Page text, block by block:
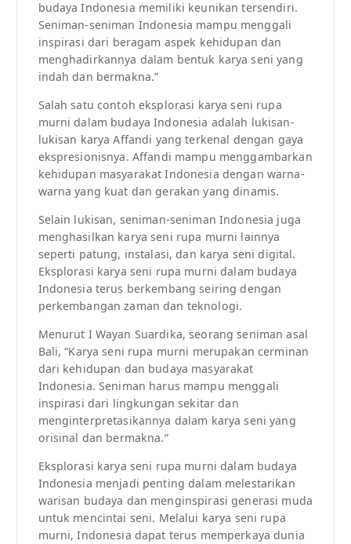
budaya Indonesia memiliki keunikan tersendiri.
Seniman-seniman Indonesia mampu menggali
inspirasi dari beragam aspek kehidupan dan
menghadirkannya dalam bentuk karya seni yang
indah dan bermakna.”
Salah satu contoh eksplorasi karya seni rupa
murni dalam budaya Indonesia adalah lukisan-
lukisan karya Affandi yang terkenal dengan gaya
ekspresionisnya. Affandi mampu menggambarkan
kehidupan masyarakat Indonesia dengan warna-
warna yang kuat dan gerakan yang dinamis.
Selain lukisan, seniman-seniman Indonesia juga
menghasilkan karya seni rupa murni lainnya
seperti patung, instalasi, dan karya seni digital.
Eksplorasi karya seni rupa murni dalam budaya
Indonesia terus berkembang seiring dengan
perkembangan zaman dan teknologi.
Menurut I Wayan Suardika, seorang seniman asal
Bali, “Karya seni rupa murni merupakan cerminan
dari kehidupan dan budaya masyarakat
Indonesia. Seniman harus mampu menggali
inspirasi dari lingkungan sekitar dan
menginterpretasikannya dalam karya seni yang
orisinal dan bermakna.”
Eksplorasi karya seni rupa murni dalam budaya
Indonesia menjadi penting dalam melestarikan
warisan budaya dan menginspirasi generasi muda
untuk mencintai seni. Melalui karya seni rupa
murni, Indonesia dapat terus memperkaya dunia